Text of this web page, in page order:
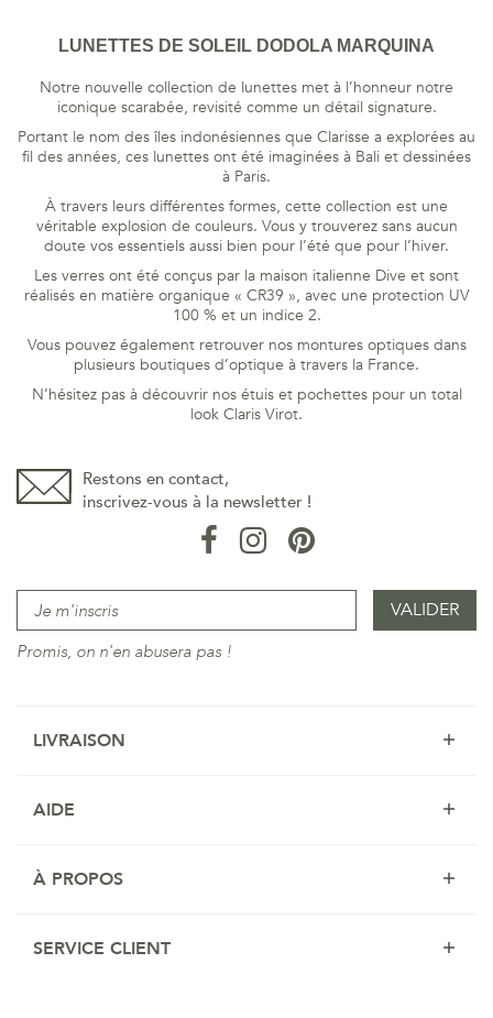
LUNETTES DE SOLEIL DODOLA MARQUINA
Notre nouvelle collection de lunettes met à l’honneur notre
iconique scarabée, revisité comme un détail signature.
Portant le nom des îles indonésiennes que Clarisse a explorées au
fil des années, ces lunettes ont été imaginées à Bali et dessinées
à Paris.
À travers leurs différentes formes, cette collection est une
véritable explosion de couleurs. Vous y trouverez sans aucun
doute vos essentiels aussi bien pour l’été que pour l’hiver.
Les verres ont été conçus par la maison italienne Dive et sont
réalisés en matière organique « CR39 », avec une protection UV
100 % et un indice 2.
Vous pouvez également retrouver nos montures optiques dans
plusieurs boutiques d’optique à travers la France.
N’hésitez pas à découvrir nos étuis et pochettes pour un total
look Claris Virot.
Restons en contact,
inscrivez-vous à la newsletter !
Promis, on n'en abusera pas !
LIVRAISON
AIDE
À PROPOS
SERVICE CLIENT